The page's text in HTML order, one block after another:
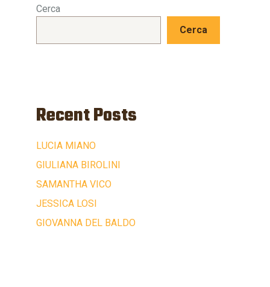
Cerca
Cerca
Recent Posts
LUCIA MIANO
GIULIANA BIROLINI
SAMANTHA VICO
JESSICA LOSI
GIOVANNA DEL BALDO